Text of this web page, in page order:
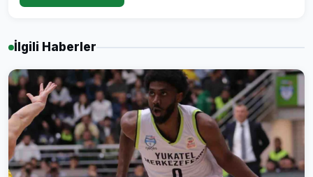
İlgili Haberler